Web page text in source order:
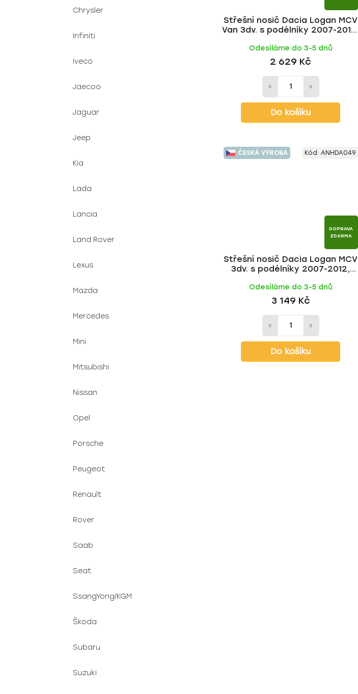
Chrysler
Infiniti
Iveco
Jaecoo
Jaguar
Jeep
Kia
Lada
Lancia
Land Rover
Lexus
Mazda
Mercedes
Mini
Mitsubishi
Nissan
Opel
Porsche
Peugeot
Renault
Rover
Saab
Seat
SsangYong/KGM
Škoda
Subaru
Suzuki
Střešní nosič Dacia Logan MCV
Van 3dv. s podélníky 2007-2012,
Odesíláme do 3-5 dnů
2 629 Kč
Do košíku
ČESKÁ VÝROBA
DOPRAVA
ZDARMA
Střešní nosič Dacia Logan MCV
3dv. s podélníky 2007-2012,
Odesíláme do 3-5 dnů
3 149 Kč
Do košíku
Kód: ANHDA049